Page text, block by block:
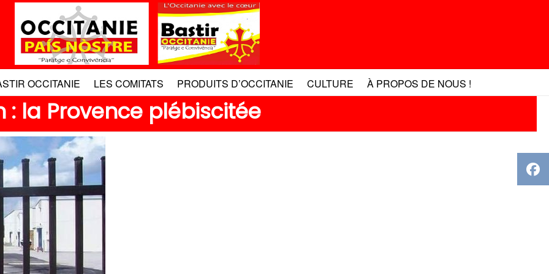
OCCITANIE LES COMITATS PRODUITS D’OCCITANIE CULTURE À PROPOS DE NOUS !
: la Provence plébiscitée